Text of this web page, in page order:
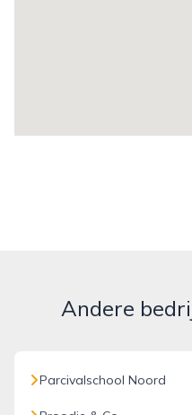
Andere
Parcivalschool Noord